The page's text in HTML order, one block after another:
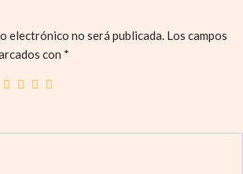
electrónico no será publicada. Los campos
con *